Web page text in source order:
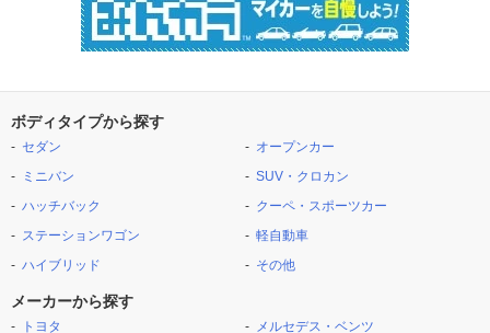
ボディタイプから探す
セダン
ミニバン
ハッチバック
ステーションワゴン
ハイブリッド
オープンカー
SUV・クロカン
クーペ・スポーツカー
軽自動車
その他
メーカーから探す
トヨタ
メルセデス・ベンツ